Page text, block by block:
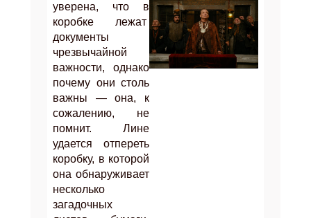
уверена, что в
коробке лежат
документы
чрезвычайной
важности, однако
почему они столь
важны — она, к
сожалению, не
помнит.
Лине
удается отпереть
коробку, в которой
она обнаруживает
несколько
загадочных